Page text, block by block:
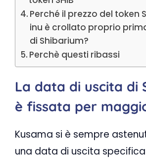
Perché il prezzo del token
inu è crollato proprio
di Shibarium?
Perchè questi ribassi
La data di uscita di
è fissata per
Kusama si è sempre
una data di uscita